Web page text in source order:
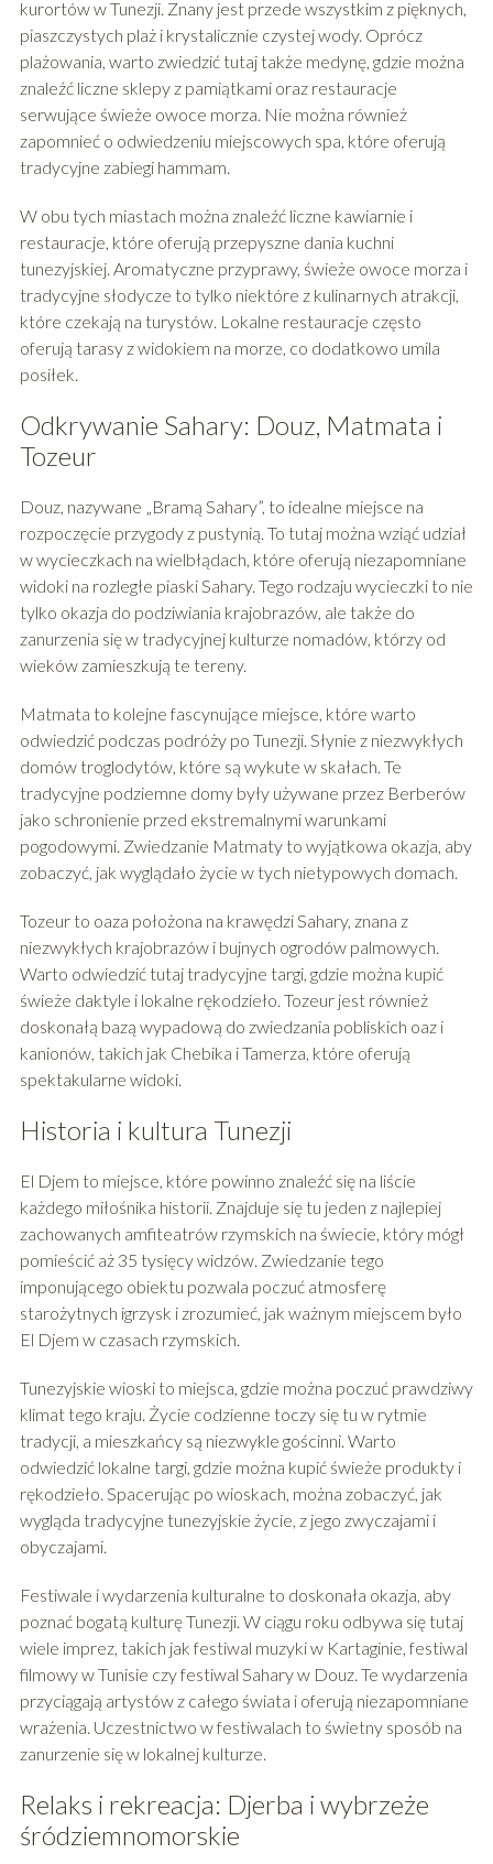
kurortów w Tunezji. Znany jest przede wszystkim z pięknych,
piaszczystych plaż i krystalicznie czystej wody. Oprócz
plażowania, warto zwiedzić tutaj także medynę, gdzie można
znaleźć liczne sklepy z pamiątkami oraz restauracje
serwujące świeże owoce morza. Nie można również
zapomnieć o odwiedzeniu miejscowych spa, które oferują
tradycyjne zabiegi hammam.
W obu tych miastach można znaleźć liczne kawiarnie i
restauracje, które oferują przepyszne dania kuchni
tunezyjskiej. Aromatyczne przyprawy, świeże owoce morza i
tradycyjne słodycze to tylko niektóre z kulinarnych atrakcji,
które czekają na turystów. Lokalne restauracje często
oferują tarasy z widokiem na morze, co dodatkowo umila
posiłek.
Odkrywanie Sahary: Douz, Matmata i
Tozeur
Douz, nazywane „Bramą Sahary”, to idealne miejsce na
rozpoczęcie przygody z pustynią. To tutaj można wziąć udział
w wycieczkach na wielbłądach, które oferują niezapomniane
widoki na rozległe piaski Sahary. Tego rodzaju wycieczki to nie
tylko okazja do podziwiania krajobrazów, ale także do
zanurzenia się w tradycyjnej kulturze nomadów, którzy od
wieków zamieszkują te tereny.
Matmata to kolejne fascynujące miejsce, które warto
odwiedzić podczas podróży po Tunezji. Słynie z niezwykłych
domów troglodytów, które są wykute w skałach. Te
tradycyjne podziemne domy były używane przez Berberów
jako schronienie przed ekstremalnymi warunkami
pogodowymi. Zwiedzanie Matmaty to wyjątkowa okazja, aby
zobaczyć, jak wyglądało życie w tych nietypowych domach.
Tozeur to oaza położona na krawędzi Sahary, znana z
niezwykłych krajobrazów i bujnych ogrodów palmowych.
Warto odwiedzić tutaj tradycyjne targi, gdzie można kupić
świeże daktyle i lokalne rękodzieło. Tozeur jest również
doskonałą bazą wypadową do zwiedzania pobliskich oaz i
kanionów, takich jak Chebika i Tamerza, które oferują
spektakularne widoki.
Historia i kultura Tunezji
El Djem to miejsce, które powinno znaleźć się na liście
każdego miłośnika historii. Znajduje się tu jeden z najlepiej
zachowanych amfiteatrów rzymskich na świecie, który mógł
pomieścić aż 35 tysięcy widzów. Zwiedzanie tego
imponującego obiektu pozwala poczuć atmosferę
starożytnych igrzysk i zrozumieć, jak ważnym miejscem było
El Djem w czasach rzymskich.
Tunezyjskie wioski to miejsca, gdzie można poczuć prawdziwy
klimat tego kraju. Życie codzienne toczy się tu w rytmie
tradycji, a mieszkańcy są niezwykle gościnni. Warto
odwiedzić lokalne targi, gdzie można kupić świeże produkty i
rękodzieło. Spacerując po wioskach, można zobaczyć, jak
wygląda tradycyjne tunezyjskie życie, z jego zwyczajami i
obyczajami.
Festiwale i wydarzenia kulturalne to doskonała okazja, aby
poznać bogatą kulturę Tunezji. W ciągu roku odbywa się tutaj
wiele imprez, takich jak festiwal muzyki w Kartaginie, festiwal
filmowy w Tunisie czy festiwal Sahary w Douz. Te wydarzenia
przyciągają artystów z całego świata i oferują niezapomniane
wrażenia. Uczestnictwo w festiwalach to świetny sposób na
zanurzenie się w lokalnej kulturze.
Relaks i rekreacja: Djerba i wybrzeże
śródziemnomorskie